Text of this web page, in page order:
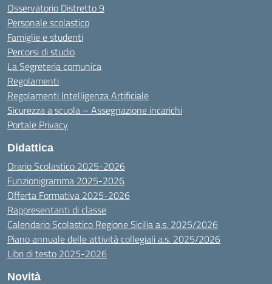
Osservatorio Distretto 9
Personale scolastico
Famiglie e studenti
Percorsi di studio
La Segreteria comunica
Regolamenti
Regolamenti Intelligenza Artificiale
Sicurezza a scuola – Assegnazione incarichi
Portale Privacy
Didattica
Orario Scolastico 2025-2026
Funzionigramma 2025-2026
Offerta Formativa 2025-2026
Rappresentanti di classe
Calendario Scolastico Regione Sicilia a.s. 2025/2026
Piano annuale delle attività collegiali a.s. 2025/2026
Libri di testo 2025-2026
Novità